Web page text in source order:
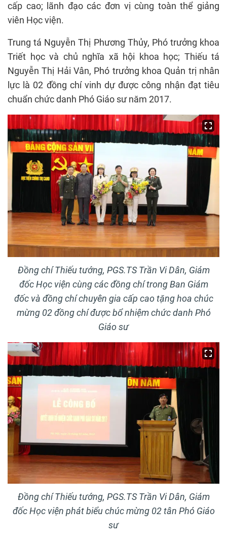
cấp cao; lãnh đạo các đơn vị cùng toàn thể giảng
viên Học viện.
Trung tá Nguyễn Thị Phương Thủy, Phó trưởng khoa
Triết học và chủ nghĩa xã hội khoa học; Thiếu tá
Nguyễn Thị Hải Vân, Phó trưởng khoa Quản trị nhân
lực là 02 đồng chí vinh dự được công nhận đạt tiêu
chuẩn chức danh Phó Giáo sư năm 2017.
Đồng chí Thiếu tướng, PGS.TS Trần Vi Dân, Giám
đốc Học viện cùng các đồng chí trong Ban Giám
đốc và đồng chí chuyên gia cấp cao tặng hoa chúc
mừng 02 đồng chí được bổ nhiệm chức danh Phó
Giáo sư
Đồng chí Thiếu tướng, PGS.TS Trần Vi Dân, Giám
đốc Học viện phát biểu chúc mừng 02 tân Phó Giáo
sư